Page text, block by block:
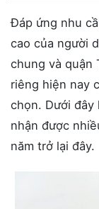
Đáp ứng nhu
cao của người
chung và quận
riêng hiện nay
chọn. Dưới đây
nhận được
năm trở lại đây.